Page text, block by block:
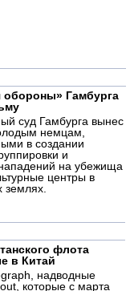
обороны» Гамбурга
суд Гамбурга вынес
немцам,
в создании
и
на убежища
центры в
землях.
флота
в Китай
надводные
которые с марта